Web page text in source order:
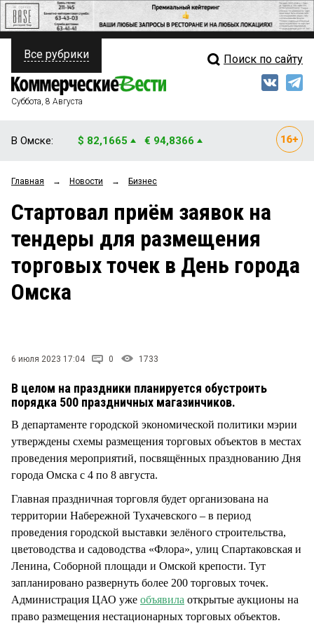
ПОЛИТИКА
ФИНАНСЫ
ОБЩЕСТВО
ЗАКОН
НОВОСТИ КОМПАНИЙ
Свежий выпуск
Рейтинги
Блоги
Архив
Все рубрики Поиск по сайту
Суббота, 8 Августа
В Омске: $ 82,1665 € 94,8366
Главная → Новости → Бизнес
Стартовал приём заявок на
тендеры для размещения
торговых точек в День города
Омска
6 июля 2023 17:04 0 1733
В целом на праздники планируется обустроить
порядка 500 праздничных магазинчиков.
В департаменте городской экономической политики мэрии
утверждены схемы размещения торговых объектов в местах
проведения мероприятий, посвящённых празднованию Дня
города Омска с 4 по 8 августа.
Главная праздничная торговля будет организована на
территории Набережной Тухачевского – в период
проведения городской выставки зелёного строительства,
цветоводства и садоводства «Флора», улиц Спартаковская и
Ленина, Соборной площади и Омской крепости. Тут
запланировано развернуть более 200 торговых точек.
Администрация ЦАО уже объявила открытые аукционы на
право размещения нестационарных торговых объектов.